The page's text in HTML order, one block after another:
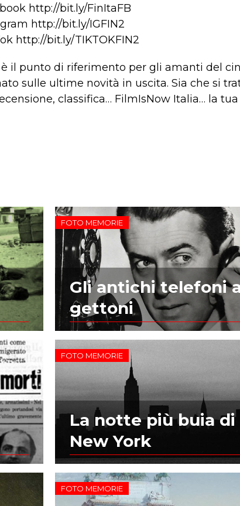
http://bit.ly/FinItaFB
http://bit.ly/IGFIN2
http://bit.ly/TIKTOKFIN2
il punto di riferimento per gli amanti del
sulle ultime novità in uscita. Sia che si
classifica… FilmIsNow Italia… la
FOTO MEMORIE
Gli antichi telefoni
gettoni
FOTO MEMORIE
La notte più buia di
New York
FOTO MEMORIE